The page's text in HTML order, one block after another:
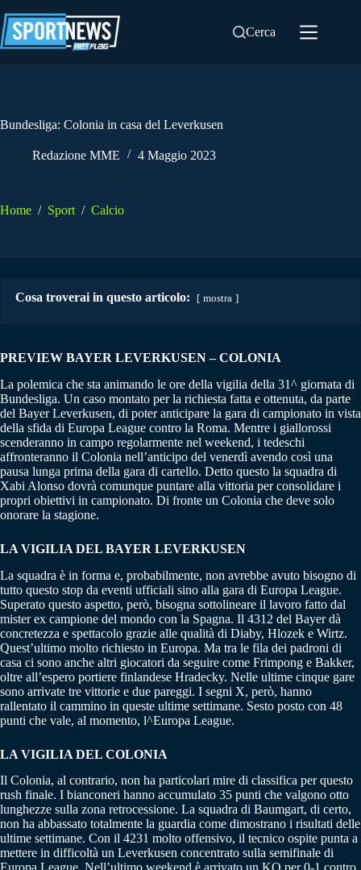
al
contenuto
Cerca
Bundesliga: Colonia in casa del Leverkusen
Redazione MME 4 Maggio 2023
Home / Sport / Calcio
Cosa troverai in questo articolo: mostra
PREVIEW BAYER LEVERKUSEN – COLONIA
La polemica che sta animando le ore della vigilia della 31^ giornata di
Bundesliga. Un caso montato per la richiesta fatta e ottenuta, da parte
del Bayer Leverkusen, di poter anticipare la gara di campionato in vista
della sfida di Europa League contro la Roma. Mentre i giallorossi
scenderanno in campo regolarmente nel weekend, i tedeschi
affronteranno il Colonia nell’anticipo del venerdì avendo così una
pausa lunga prima della gara di cartello. Detto questo la squadra di
Xabi Alonso dovrà comunque puntare alla vittoria per consolidare i
propri obiettivi in campionato. Di fronte un Colonia che deve solo
onorare la stagione.
LA VIGILIA DEL BAYER LEVERKUSEN
La squadra è in forma e, probabilmente, non avrebbe avuto bisogno di
tutto questo stop da eventi ufficiali sino alla gara di Europa League.
Superato questo aspetto, però, bisogna sottolineare il lavoro fatto dal
mister ex campione del mondo con la Spagna. Il 4312 del Bayer dà
concretezza e spettacolo grazie alle qualità di Diaby, Hlozek e Wirtz.
Quest’ultimo molto richiesto in Europa. Ma tra le fila dei padroni di
casa ci sono anche altri giocatori da seguire come Frimpong e Bakker,
oltre all’espero portiere finlandese Hradecky. Nelle ultime cinque gare
sono arrivate tre vittorie e due pareggi. I segni X, però, hanno
rallentato il cammino in queste ultime settimane. Sesto posto con 48
punti che vale, al momento, l^Europa League.
LA VIGILIA DEL COLONIA
Il Colonia, al contrario, non ha particolari mire di classifica per questo
rush finale. I bianconeri hanno accumulato 35 punti che valgono otto
lunghezze sulla zona retrocessione. La squadra di Baumgart, di certo,
non ha abbassato totalmente la guardia come dimostrano i risultati delle
ultime settimane. Con il 4231 molto offensivo, il tecnico ospite punta a
mettere in difficoltà un Leverkusen concentrato sulla semifinale di